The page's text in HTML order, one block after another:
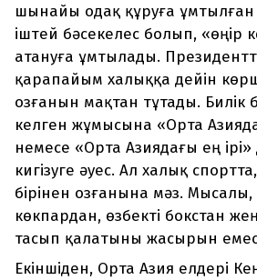
шынайы одақ құруға ұмтылған
іштей бәсекелес болып, «өңір
атануға ұмтылады.
қарапайым халыққа дейін
озғанын мақтан тұтады. Билік
келген жұмысына «Орта
немесе «Орта Азиядағы ең
кигізуге әуес. Ал халық
бірінен озғанына мәз.
көкпардан, өзбекті бокстан
тасып қалатыны жасырын
Екіншіден, Орта Азия елдері